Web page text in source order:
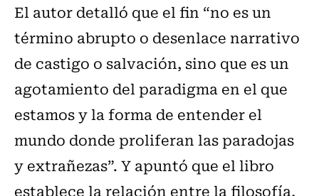
El autor detalló que el fin “no es un
término abrupto o desenlace narrativo
de castigo o salvación, sino que es un
agotamiento del paradigma en el que
estamos y la forma de entender el
mundo donde proliferan las paradojas
y extrañezas”. Y apuntó que el libro
establece la relación entre la filosofía,